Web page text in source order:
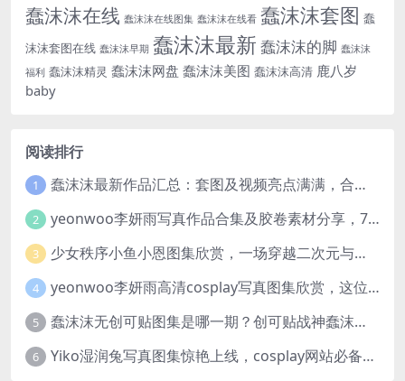
蠢沫沫在线 蠢沫沫在线图集 蠢沫沫在线看 蠢沫沫套图 蠢
沫沫套图在线 蠢沫沫早期 蠢沫沫最新 蠢沫沫的脚 蠢沫沫
福利 蠢沫沫精灵 蠢沫沫网盘 蠢沫沫美图 蠢沫沫高清 鹿八岁
baby
阅读排行
1 蠢沫沫最新作品汇总：套图及视频亮点满满，合集一次看够
2 yeonwoo李妍雨写真作品合集及胶卷素材分享，7套牛奶胶卷完整版高清图片
3 少女秩序小鱼小恩图集欣赏，一场穿越二次元与现实的视觉盛宴
4 yeonwoo李妍雨高清cosplay写真图集欣赏，这位女神太美了
5 蠢沫沫无创可贴图集是哪一期？创可贴战神蠢沫沫合集欣赏
6 Yiko湿润兔写真图集惊艳上线，cosplay网站必备作品推荐